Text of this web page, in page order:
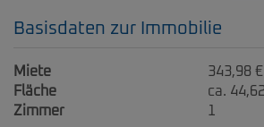
Basisdaten zur Immobilie
Miete
343,98 €
Fläche
ca.
Zimmer